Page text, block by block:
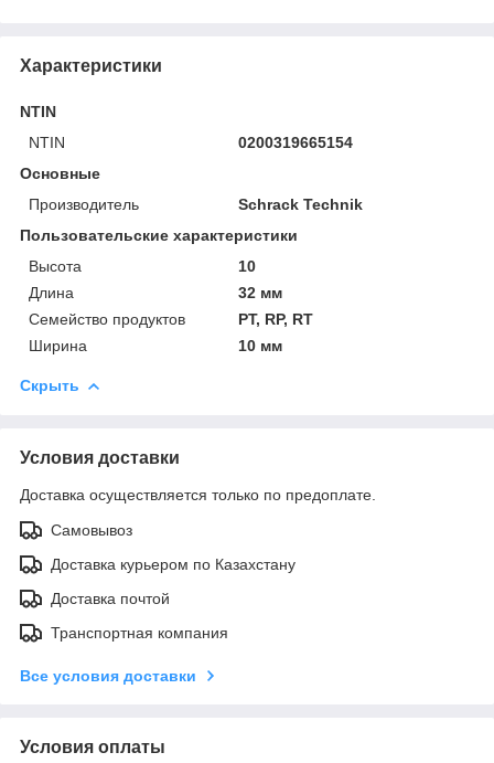
Характеристики
NTIN
NTIN
0200319665154
Основные
Производитель
Schrack Technik
Пользовательские характеристики
Высота
10
Длина
32 мм
Семейство продуктов
PT, RP, RT
Ширина
10 мм
Скрыть
Условия доставки
Доставка осуществляется только по предоплате.
Самовывоз
Доставка курьером по Казахстану
Доставка почтой
Транспортная компания
Все условия доставки
Условия оплаты